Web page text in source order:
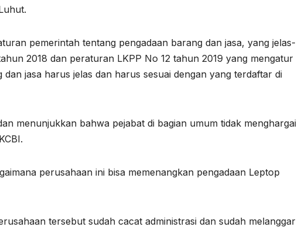
pemerintah tentang pengadaan barang dan jasa, yang jelas-
2018 dan peraturan LKPP No 12 tahun 2019 yang mengatur
jasa harus jelas dan harus sesuai dengan yang terdaftar di
menunjukkan bahwa pejabat di bagian umum tidak menghargai
perusahaan ini bisa memenangkan pengadaan Leptop
tersebut sudah cacat administrasi dan sudah melanggar